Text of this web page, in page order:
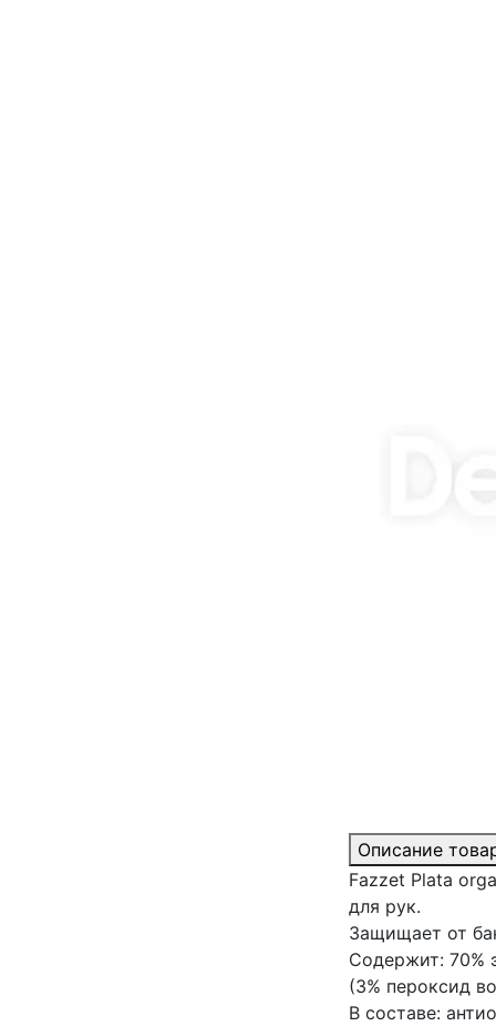
Описание
Fazzet Plata
для рук.
Защищает от
Содержит: 70%
(3% пероксид
В составе: